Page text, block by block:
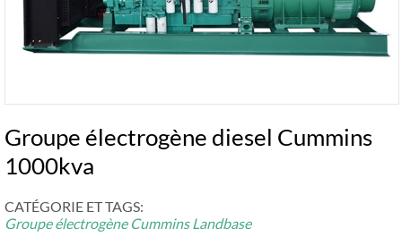
Groupe électrogène diesel Cummins
1000kva
CATÉGORIE ET ​​TAGS:
Groupe électrogène Cummins Landbase